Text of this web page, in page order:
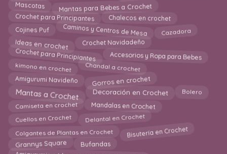
Mascotas Mantas para Bebes a Crochet
Crochet para Principantes Chalecos en crochet
Cojines Puf Caminos y Centros de Mesa Cazadora
Ideas en crochet Crochet Navidadeño
Crochet para Principiantes Accesorios y Ropa para Bebes
kimono en crochet Chandal a crochet
Amigurumi Navideño Gorros en crochet
Mantas a Crochet Decoración en Crochet Bolero
Camiseta en crochet Mandalas en Crochet
Cuellos en Crochet Delantal en Crochet
Colgantes de Plantas en Crochet Bisutería en Crochet
Grannys Square Bufandas